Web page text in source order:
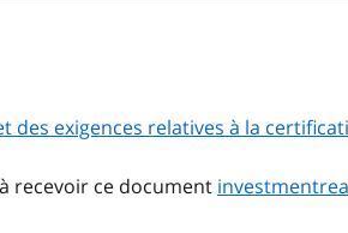
des exigences relatives à la
recevoir ce document